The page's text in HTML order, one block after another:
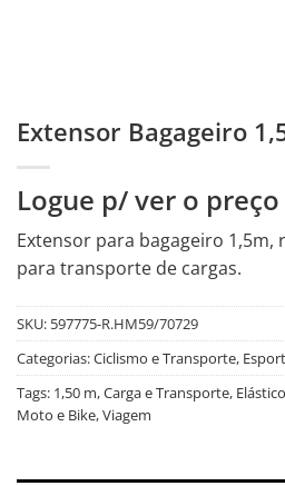
Extensor Bagageiro
Logue p/ ver o preço
Extensor para bagageiro 1,5m,
para transporte de cargas.
SKU: 597775-R.HM59/70729
Categorias:Ciclismo e Transporte,
Tags: 1,50 m,Carga e Transporte,
Moto e Bike,Viagem